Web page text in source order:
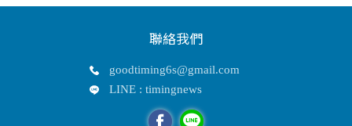
聯絡我們
goodtiming6s@gmail.com
LINE : timingnews